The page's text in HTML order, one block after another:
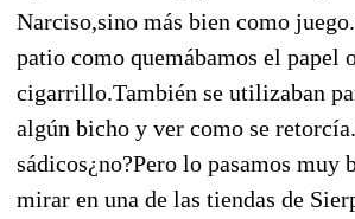
Narciso,sino más bien como
patio como quemábamos el papel
cigarrillo.También se utilizaban
algún bicho y ver como se
sádicos¿no?Pero lo pasamos muy
mirar en una de las tiendas de